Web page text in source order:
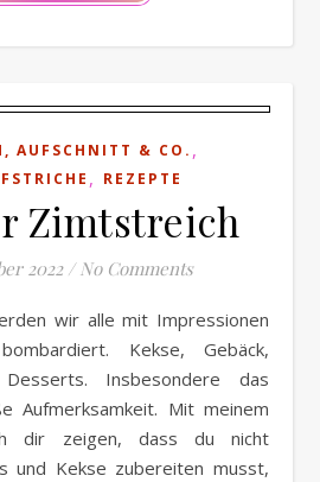
AUFSCHNITT & CO. ,
, REZEPTE
Zimtstreich
2022 / No Comments
Kekse, Gebäck,
Desserts. Insbesondere das
Aufmerksamkeit. Mit meinem
dir zeigen, dass du nicht
und Kekse zubereiten musst,